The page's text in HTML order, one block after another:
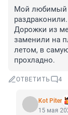
Мой любимый
Дорожки из
заменили на
летом, в
прохладно.
ОТВЕТИТЬ 4
Kot Piter
15 мая